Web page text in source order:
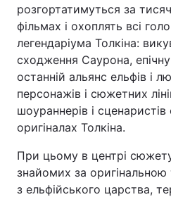
розгортатимуться за
фільмах і охоплять всі
легендаріума Толкіна:
сходження Саурона,
останній альянс ельфів і
персонажів і сюжетних
шоураннерів і сценаристів
оригіналах Толкіна.
При цьому в центрі
знайомих за оригінальною
з ельфійського царства,